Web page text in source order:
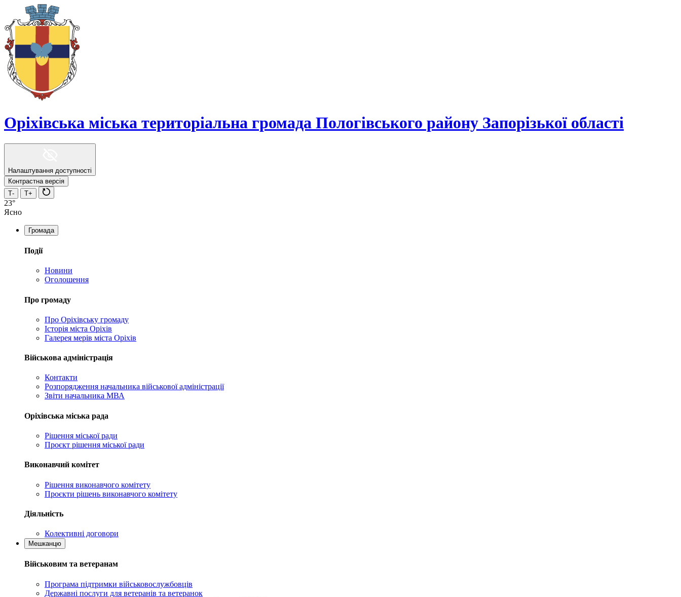
Оріхівська міська територіальна громада Пологівського району Запорізької області
Налаштування доступності
Контрастна версія
Т-
Т+
23°
Ясно
Громада
Події
Новини
Оголошення
Про громаду
Про Оріхівську громаду
Історія міста Оріхів
Галерея мерів міста Оріхів
Військова адміністрація
Контакти
Розпорядження начальника військової адміністрації
Звіти начальника МВА
Оріхівська міська рада
Рішення міської ради
Проєкт рішення міської ради
Виконавчий комітет
Рішення виконавчого комітету
Проєкти рішень виконавчого комітету
Діяльність
Колективні договори
Мешканцю
Військовим та ветеранам
Програма підтримки військовослужбовців
Державні послуги для ветеранів та ветеранок